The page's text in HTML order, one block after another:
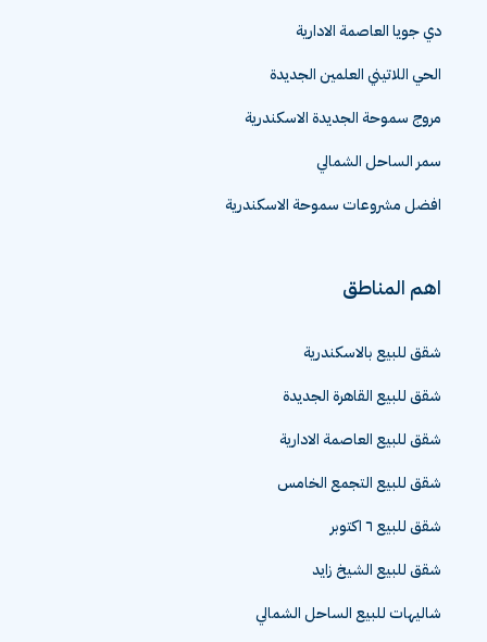
دي جويا العاصمة الادارية
الحي اللاتيني العلمين الجديدة
مروج سموحة الجديدة الاسكندرية
سمر الساحل الشمالي
افضل مشروعات سموحة الاسكندرية
اهم المناطق
شقق للبيع بالاسكندرية
شقق للبيع القاهرة الجديدة
شقق للبيع العاصمة الادارية
شقق للبيع التجمع الخامس
شقق للبيع ٦ اكتوبر
شقق للبيع الشيخ زايد
شاليهات للبيع الساحل الشمالي